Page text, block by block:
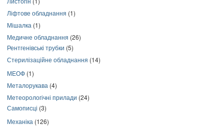
Ліфтове обладнання (1)
Мішалка (1)
Медичне обладнання (26)
Рентгенівські трубки (5)
Стерилізаційне обладнання (14)
МЕОФ (1)
Металорукава (4)
Метеорологічні прилади (24)
Самописці (3)
Механіка (126)